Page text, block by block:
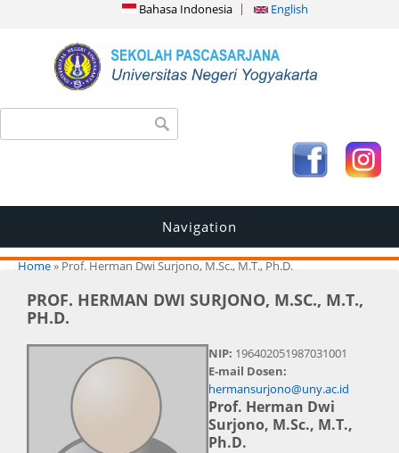
Bahasa Indonesia English
Search form
Navigation
You are here
Home» Prof. Herman Dwi Surjono, M.Sc., M.T., Ph.D.
PROF. HERMAN DWI SURJONO, M.SC., M.T.,
PH.D.
NIP: 196402051987031001
E-mail Dosen:
hermansurjono@uny.ac.id
Prof. Herman Dwi
Surjono, M.Sc., M.T.,
Ph.D.